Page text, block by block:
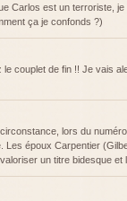
Carlos est un terroriste,
ça je confonds ?)
couplet de fin !! Je vais
lors du
Les époux Carpentier
un titre bidesque et